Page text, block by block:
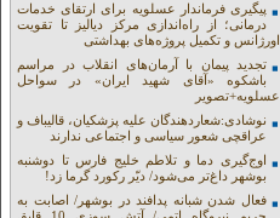
پیگیری فرماندار عسلویه برای ارتقای خدمات
درمانی؛ از راه‌اندازی مرکز دیالیز تا تقویت
اورژانس و تکمیل پروژه‌های بهداشتی
تجدید پیمان با آرمان‌های انقلاب در مراسم
باشکوه «آقای شهید ایران» در سواحل
عسلویه+تصویر
نوشادی:شعاردهندگان علیه پزشکیان، قالیباف و
عراقچی شعور سیاسی و اجتماعی ندارند
اوج‌گیری دما و تلاطم خلیج فارس تا دوشنبه
بوشهر داغ‌تر می‌شود/ دیّر رکورد گرما زد!
فعال شدن شبانه پدافند در بوشهر/ اصابت به